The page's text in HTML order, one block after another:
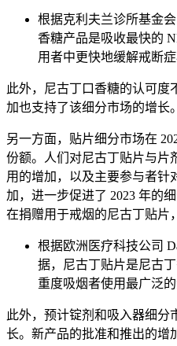
根据克利夫兰诊所基金
香糖产品是吸收最快的
用者中更快地缓解戒断症
此外，尼古丁口香糖的认可度
加也支持了该细分市场的增长。
另一方面，贴片细分市场在
份额。人们对尼古丁贴片与片
用的增加，以及主要参与者针
加，进一步促进了 2023 年的
在捐赠用于戒烟的尼古丁贴片
根据欧洲医疗科技公司
据，尼古丁贴片是尼古
重度吸烟者使用最广泛的
此外，预计锭剂和吸入器细分
长。新产品的批准和推出的增